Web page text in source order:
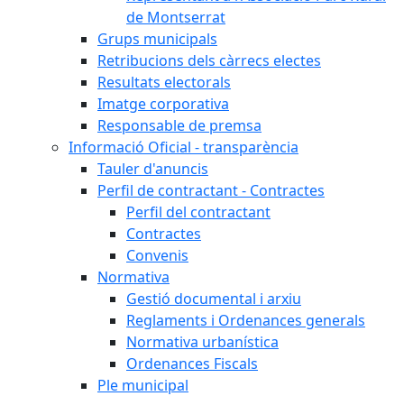
de Montserrat
Grups municipals
Retribucions dels càrrecs electes
Resultats electorals
Imatge corporativa
Responsable de premsa
Informació Oficial - transparència
Tauler d'anuncis
Perfil de contractant - Contractes
Perfil del contractant
Contractes
Convenis
Normativa
Gestió documental i arxiu
Reglaments i Ordenances generals
Normativa urbanística
Ordenances Fiscals
Ple municipal